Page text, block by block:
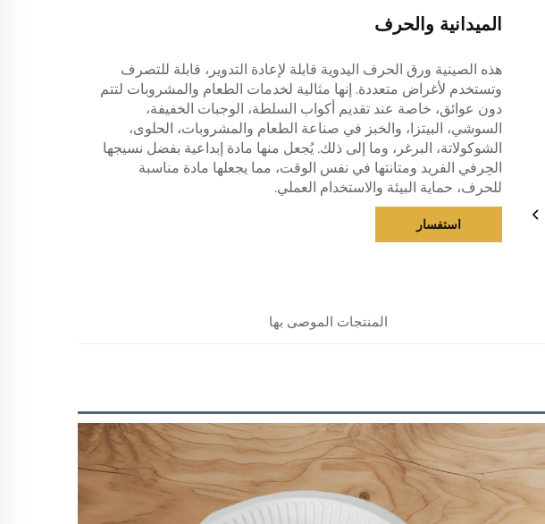
الميدانية والحرف
هذه الصينية ورق الحرف اليدوية قابلة لإعادة التدوير، قابلة للتصرف
وتستخدم لأغراض متعددة. إنها مثالية لخدمات الطعام والمشروبات لتتم
دون عوائق، خاصة عند تقديم أكواب السلطة، الوجبات الخفيفة،
السوشي، البيتزا، والخبز في صناعة الطعام والمشروبات، الحلوى،
الشوكولاتة، البرغر، وما إلى ذلك. يُجعل منها مادة إبداعية بفضل نسيجها
الحِرفي الفريد ومتانتها في نفس الوقت، مما يجعلها مادة مناسبة
للحرف، حماية البيئة والاستخدام العملي.
استفسار
المنتجات الموصى بها